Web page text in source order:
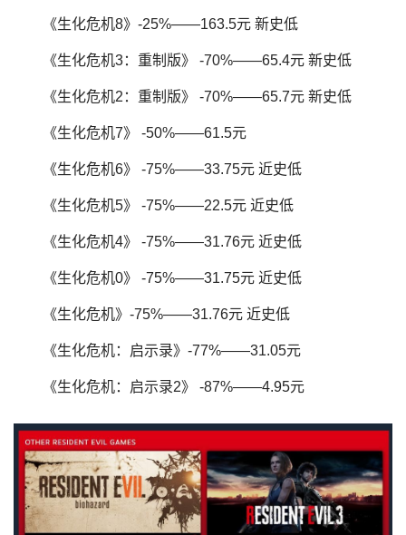
《生化危机8》-25%——163.5元 新史低
《生化危机3：重制版》 -70%——65.4元 新史低
《生化危机2：重制版》 -70%——65.7元 新史低
《生化危机7》 -50%——61.5元
《生化危机6》 -75%——33.75元 近史低
《生化危机5》 -75%——22.5元 近史低
《生化危机4》 -75%——31.76元 近史低
《生化危机0》 -75%——31.75元 近史低
《生化危机》-75%——31.76元 近史低
《生化危机：启示录》-77%——31.05元
《生化危机：启示录2》 -87%——4.95元